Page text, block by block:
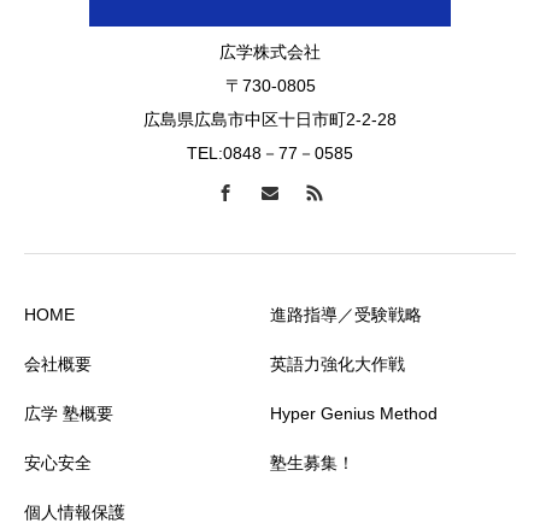
広学株式会社
〒730-0805
広島県広島市中区十日市町2-2-28
TEL:0848－77－0585
HOME
会社概要
広学 塾概要
安心安全
個人情報保護
進路指導／受験戦略
英語力強化大作戦
Hyper Genius Method
塾生募集！